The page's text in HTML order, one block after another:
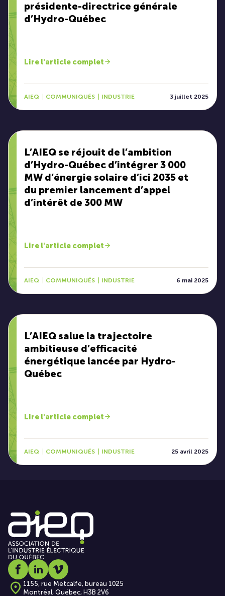
présidente-directrice générale
d’Hydro-Québec
Lire l'article complet
AIEQ COMMUNIQUÉS INDUSTRIE 3 juillet 2025
L’AIEQ se réjouit de l’ambition
d’Hydro-Québec d’intégrer 3 000
MW d’énergie solaire d’ici 2035 et
du premier lancement d’appel
d’intérêt de 300 MW
Lire l'article complet
AIEQ COMMUNIQUÉS INDUSTRIE 6 mai 2025
L’AIEQ salue la trajectoire
ambitieuse d’efficacité
énergétique lancée par Hydro-
Québec
Lire l'article complet
AIEQ COMMUNIQUÉS INDUSTRIE 25 avril 2025
Social media link icon-facebook
Social media link icon-linkedin
Social media link icon-vimeo
1155, rue Metcalfe, bureau 1025
Montréal, Québec, H3B 2V6